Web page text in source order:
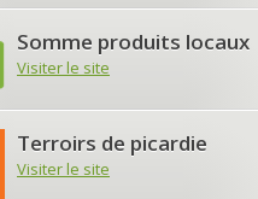
Somme produits locaux
Visiter le site
Terroirs de picardie
Visiter le site